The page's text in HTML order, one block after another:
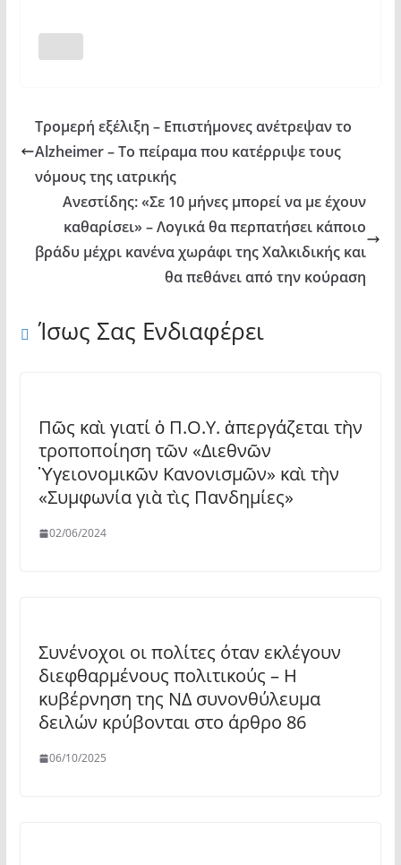
Τρομερή εξέλιξη – Επιστήμονες ανέτρεψαν το
Alzheimer – Το πείραμα που κατέρριψε τους
νόμους της ιατρικής
Ανεστίδης: «Σε 10 μήνες μπορεί να με έχουν
καθαρίσει» – Λογικά θα περπατήσει κάποιο
βράδυ μέχρι κανένα χωράφι της Χαλκιδικής και
θα πεθάνει από την κούραση
Ίσως Σας Ενδιαφέρει
Πῶς καὶ γιατί ὁ Π.Ο.Υ. ἀπεργάζεται τὴν
τροποποίηση τῶν «Διεθνῶν
Ὑγειονομικῶν Κανονισμῶν» καὶ τὴν
«Συμφωνία γιὰ τὶς Πανδημίες»
02/06/2024
Συνένοχοι οι πολίτες όταν εκλέγουν
διεφθαρμένους πολιτικούς – Η
κυβέρνηση της ΝΔ συνονθύλευμα
δειλών κρύβονται στο άρθρο 86
06/10/2025